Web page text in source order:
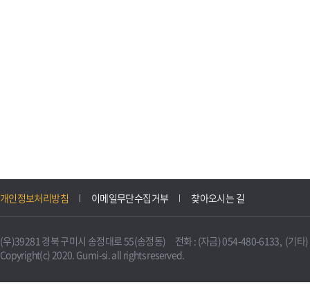
개인정보처리방침 이메일무단수집거부 찾아오시는 길
(우)39281 경북 구미시 송정대로 55(송정동) 전화 : (자금) 054-480-6133, (기타
Copyright(c) 2020. Gumi-si. all rights reserved.